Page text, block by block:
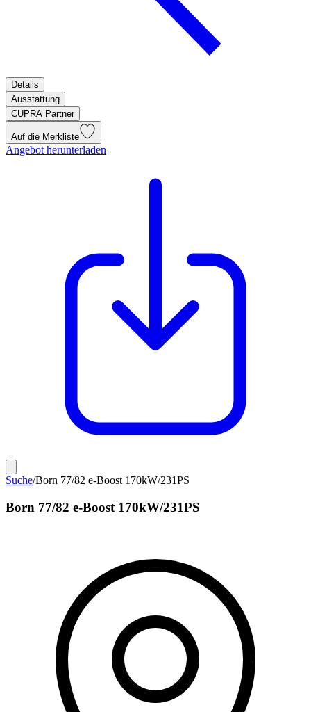
Details
Ausstattung
CUPRA Partner
Auf die Merkliste
Angebot herunterladen
Suche/Born 77/82 e-Boost 170kW/231PS
Born 77/82 e-Boost 170kW/231PS